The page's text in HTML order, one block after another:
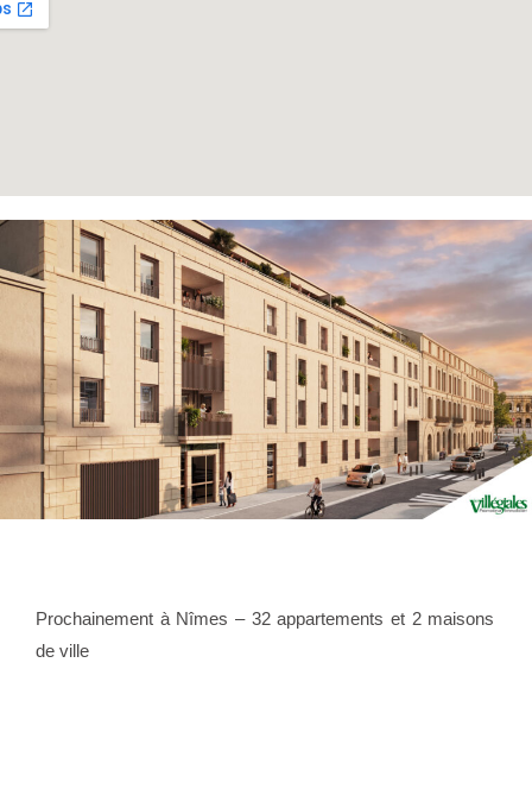
Prochainement à Nîmes – 32 appartements et 2 maisons
de ville